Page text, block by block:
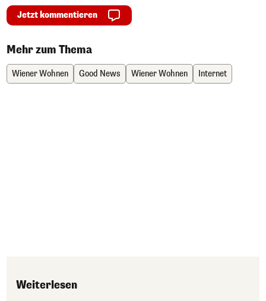
Jetzt kommentieren
Mehr zum Thema
Wiener Wohnen Good News Wiener Wohnen Internet
Weiterlesen